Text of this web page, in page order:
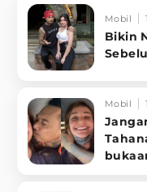
Mobil
Bikin
Mobil